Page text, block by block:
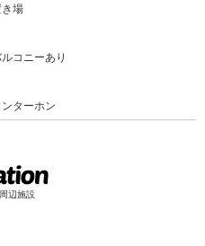
場
コニーあり
ターホン
辺施設